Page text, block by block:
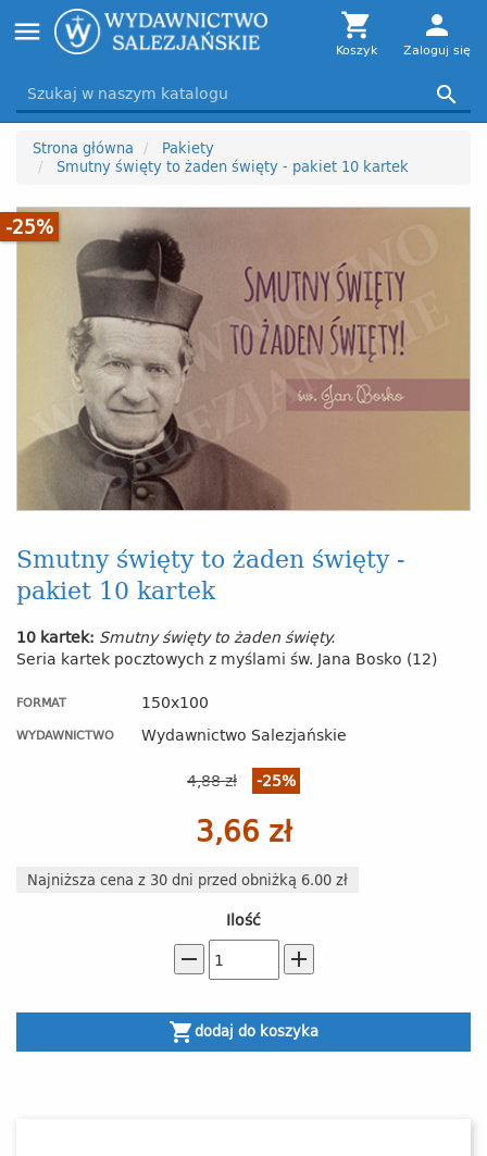
navigation
menu 
Koszyk
person
Zaloguj się

Strona główna
Pakiety
Smutny święty to żaden święty - pakiet 10 kartek
-25%
Smutny święty to żaden święty -
pakiet 10 kartek
10 kartek: Smutny święty to żaden święty.
Seria kartek pocztowych z myślami św. Jana Bosko (12)
FORMAT 150x100
WYDAWNICTWO
Wydawnictwo Salezjańskie
4,88 zł
-25%
3,66 zł
Najniższa cena z 30 dni przed obniżką 6.00 zł
Ilość
remove add
shopping_cartdodaj do koszyka